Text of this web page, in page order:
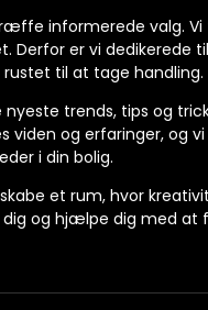
informerede valg. Vi
Derfor er vi dedikerede
til at tage handling.
trends, tips og
viden og erfaringer, og
i din bolig.
et rum, hvor
dig og hjælpe dig med at